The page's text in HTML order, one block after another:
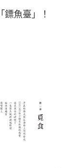
魚臺」！